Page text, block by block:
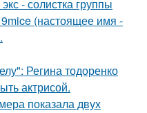
- солистка группы
(настоящее имя -
Регина тодоренко
актрисой.
показала двух